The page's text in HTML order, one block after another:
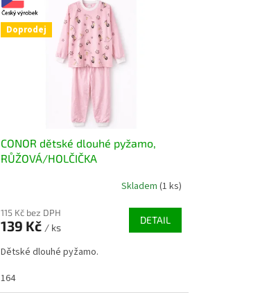
Doprodej
CONOR dětské dlouhé pyžamo,
RŮŽOVÁ/HOLČIČKA
Skladem (1 ks)
115 Kč bez DPH
139 Kč / ks
DETAIL
Dětské dlouhé pyžamo.
164